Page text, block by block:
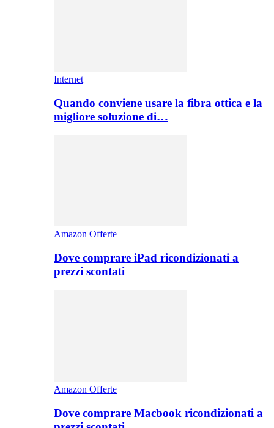
Internet
Quando conviene usare la fibra ottica e la
migliore soluzione di…
Amazon Offerte
Dove comprare iPad ricondizionati a
prezzi scontati
Amazon Offerte
Dove comprare Macbook ricondizionati a